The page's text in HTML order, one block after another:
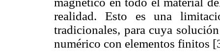
realidad. Esto es una
tradicionales, para cuya
numérico con elementos finitos